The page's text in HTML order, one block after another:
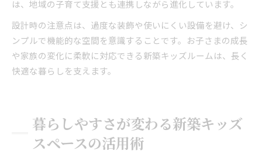
は、地域の子育て支援とも連携しながら進化しています。
設計時の注意点は、過度な装飾や使いにくい設備を避け、シ
ンプルで機能的な空間を意識することです。お子さまの成長
や家族の変化に柔軟に対応できる新築キッズルームは、長く
快適な暮らしを支えます。
暮らしやすさが変わる新築キッズ
スペースの活用術